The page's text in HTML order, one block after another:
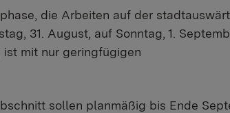
die Arbeiten auf der
31. August, auf Sonntag, 1.
ist mit nur geringfügigen
sollen planmäßig bis Ende